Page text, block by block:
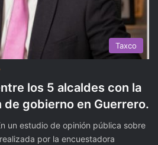
Taxco
los 5 alcaldes con la
gobierno en Guerrero.
un estudio de opinión pública sobre
por la encuestadora